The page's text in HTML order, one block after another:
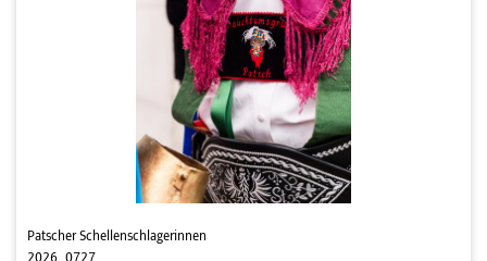
Patscher Schellenschlagerinnen
2026_0727